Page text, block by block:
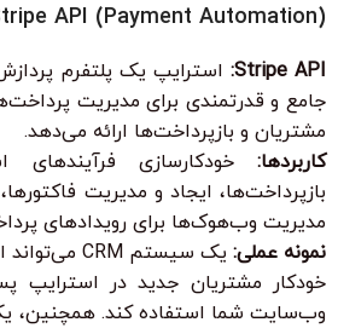
API (Payment Automation)
Stripe API:
جامع و قدرتمندی برای مدیریت
مشتریان و بازپرداخت‌ها ارائه می‌دهد.
کاربردها: خودکارسازی فرآیندهای
بازپرداخت‌ها، ایجاد و مدیریت
مدیریت وب‌هوک‌ها برای رویدادهای
نمونه عملی:
خودکار مشتریان جدید در استرایپ
وب‌سایت شما استفاده کند. همچنین،